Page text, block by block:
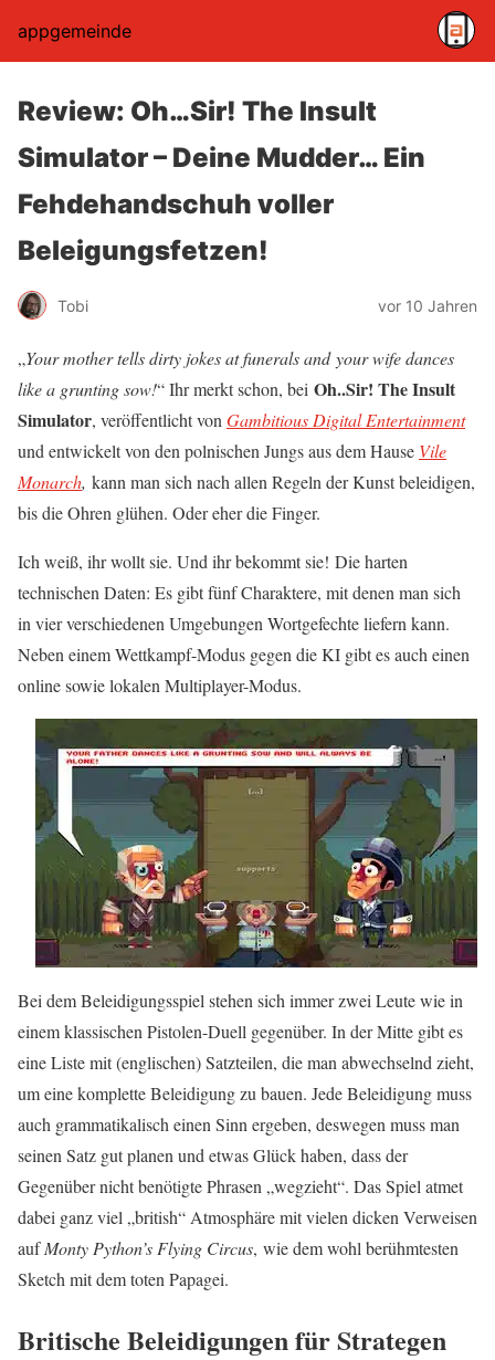
appgemeinde
Review: Oh…Sir! The Insult
Simulator – Deine Mudder… Ein
Fehdehandschuh voller
Beleigungsfetzen!
Tobi vor 10 Jahren
„Your mother tells dirty jokes at funerals and your wife dances
like a grunting sow!“ Ihr merkt schon, bei Oh..Sir! The Insult
Simulator, veröffentlicht von Gambitious Digital Entertainment
und entwickelt von den polnischen Jungs aus dem Hause Vile
Monarch, kann man sich nach allen Regeln der Kunst beleidigen,
bis die Ohren glühen. Oder eher die Finger.
Ich weiß, ihr wollt sie. Und ihr bekommt sie! Die harten
technischen Daten: Es gibt fünf Charaktere, mit denen man sich
in vier verschiedenen Umgebungen Wortgefechte liefern kann.
Neben einem Wettkampf-Modus gegen die KI gibt es auch einen
online sowie lokalen Multiplayer-Modus.
Bei dem Beleidigungsspiel stehen sich immer zwei Leute wie in
einem klassischen Pistolen-Duell gegenüber. In der Mitte gibt es
eine Liste mit (englischen) Satzteilen, die man abwechselnd zieht,
um eine komplette Beleidigung zu bauen. Jede Beleidigung muss
auch grammatikalisch einen Sinn ergeben, deswegen muss man
seinen Satz gut planen und etwas Glück haben, dass der
Gegenüber nicht benötigte Phrasen „wegzieht“. Das Spiel atmet
dabei ganz viel „british“ Atmosphäre mit vielen dicken Verweisen
aufMonty Python’s Flying Circus, wie dem wohl berühmtesten
Sketch mit dem toten Papagei.
Britische Beleidigungen für Strategen